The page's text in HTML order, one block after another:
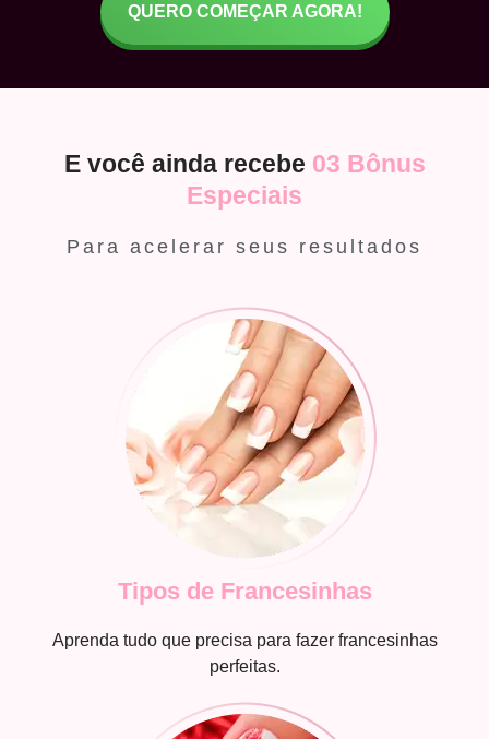
QUERO COMEÇAR AGORA!
E você ainda recebe 03 Bônus
Especiais
Para acelerar seus resultados
Tipos de Francesinhas
Aprenda tudo que precisa para fazer francesinhas
perfeitas.